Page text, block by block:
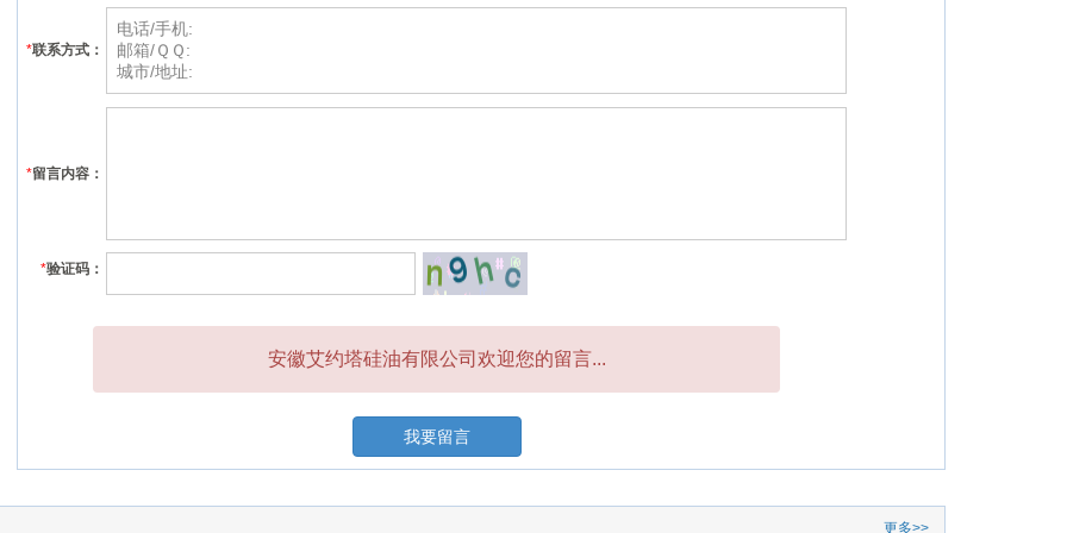
*联系方式：
*留言内容：
*验证码：
安徽艾约塔硅油有限公司欢迎您的留言...
我要留言
更多>>